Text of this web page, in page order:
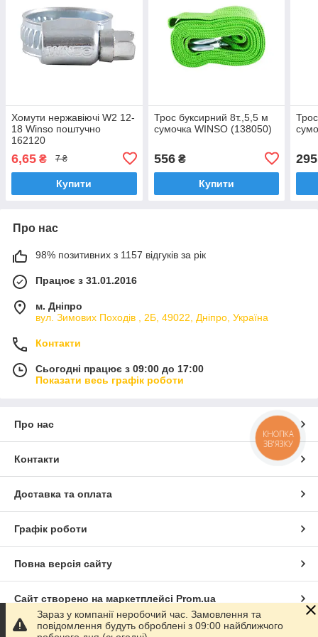
Хомути нержавіючі W2 12-
18 Winso поштучно
162120
6,65 ₴ 7 ₴
Купити
Трос буксирний 8т.,5,5 м
сумочка WINSO (138050)
556₴
Купити
295
Про нас
98% позитивних з 1157 відгуків за рік
Працює з 31.01.2016
м. Дніпро
вул. Зимових Походiв , 2Б, 49022, Дніпро, Україна
Контакти
Сьогодні працює з 09:00 до 17:00
Показати весь графік роботи
Про нас
Контакти
Доставка та оплата
Графік роботи
Повна версія сайту
Сайт створено на маркетплейсі Prom.ua
Політика конфіденційності
Зараз у компанії неробочий час. Замовлення та
повідомлення будуть оброблені з 09:00 найближчого
КНОПКА
ЗВ'ЯЗКУ